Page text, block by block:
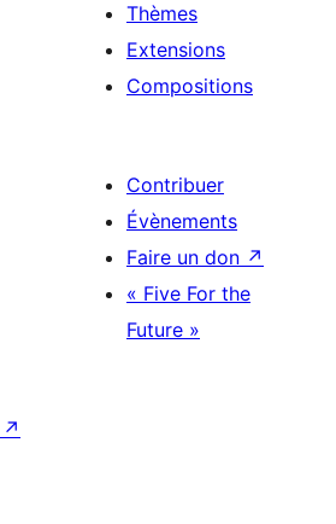
Thèmes
Extensions
Compositions
Contribuer
Évènements
Faire un don ↗
« Five For the
Future »
↗